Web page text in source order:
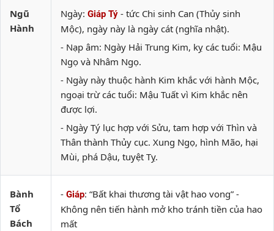
Ngũ
Hành
Ngày: Giáp Tý - tức Chi sinh Can (Thủy sinh
Mộc), ngày này là ngày cát (nghĩa nhật).
- Nạp âm: Ngày Hải Trung Kim, kỵ các tuổi: Mậu
Ngọ và Nhâm Ngọ.
- Ngày này thuộc hành Kim khắc với hành Mộc,
ngoại trừ các tuổi: Mậu Tuất vì Kim khắc nên
được lợi.
- Ngày Tý lục hợp với Sửu, tam hợp với Thìn và
Thân thành Thủy cục. Xung Ngọ, hình Mão, hại
Mùi, phá Dậu, tuyệt Tỵ.
Bành
Tổ
Bách
- Giáp: “Bất khai thương tài vật hao vong” -
Không nên tiến hành mở kho tránh tiền của hao
mất